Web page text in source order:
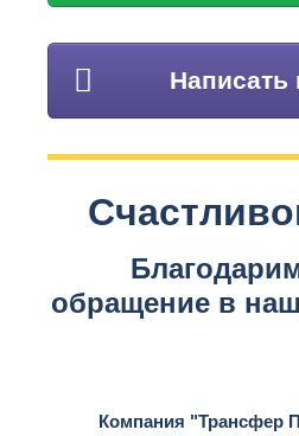
Написать
обращение в
Компания "Трансфер